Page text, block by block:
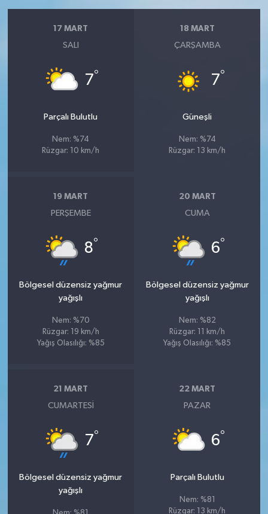
17 MART
SALI
7°
Parçalı Bulutlu
Nem: %74
Rüzgar: 10 km/h
18 MART
ÇARŞAMBA
7°
Güneşli
Nem: %74
Rüzgar: 13 km/h
19 MART
PERŞEMBE
8°
Bölgesel düzensiz yağmur
yağışlı
Nem: %70
Rüzgar: 19 km/h
Yağış Olasılığı: %85
20 MART
CUMA
6°
Bölgesel düzensiz yağmur
yağışlı
Nem: %82
Rüzgar: 11 km/h
Yağış Olasılığı: %85
21 MART
CUMARTESI
7°
Bölgesel düzensiz yağmur
yağışlı
22 MART
PAZAR
6°
Parçalı Bulutlu
Nem: %81
Rüzgar: 13 km/h